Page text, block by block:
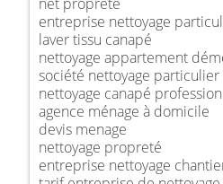
entreprise nettoyage
laver tissu canapé
nettoyage appartement
société nettoyage particulier
nettoyage canapé
agence ménage à domicile
devis menage
nettoyage propreté
entreprise nettoyage